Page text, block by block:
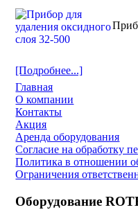
[Подробнее...]
Главная
О компании
Контакты
Акция
Аренда оборудования
Согласие на обработку
Политика в отношении
Ограничения
Оборудование